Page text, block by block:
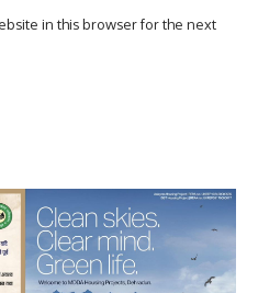
in this browser for the next